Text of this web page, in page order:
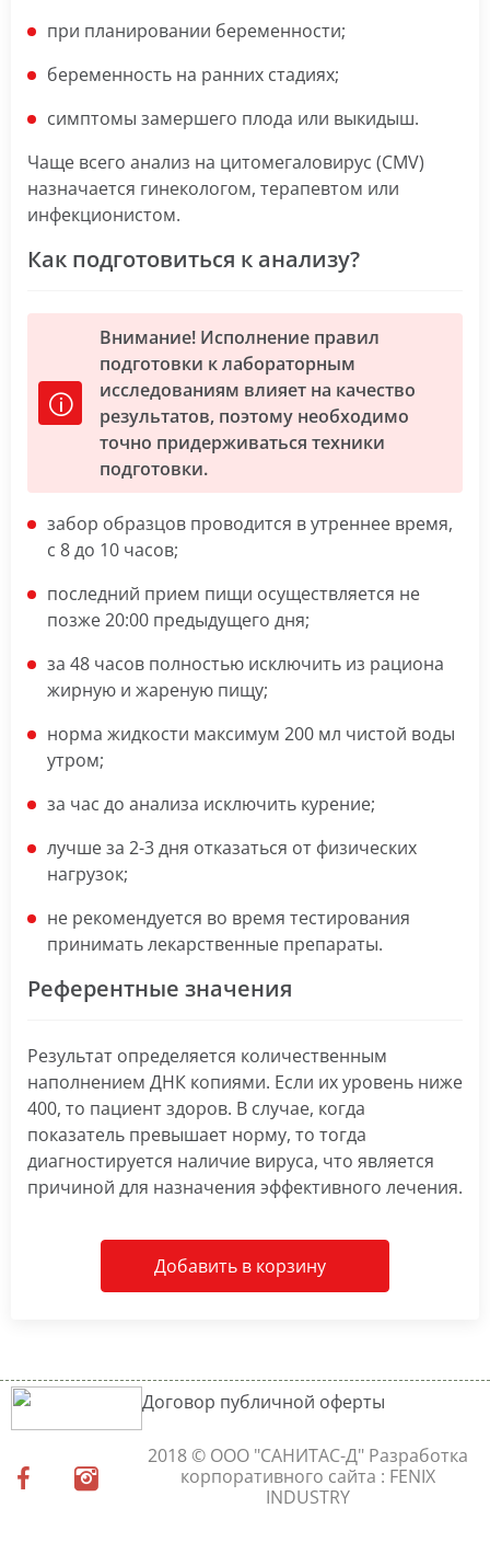
при планировании беременности;
беременность на ранних стадиях;
симптомы замершего плода или выкидыш.
Чаще всего анализ на цитомегаловирус (CMV)
назначается гинекологом, терапевтом или
инфекционистом.
Как подготовиться к анализу?
Внимание! Исполнение правил
подготовки к лабораторным
исследованиям влияет на качество
результатов, поэтому необходимо
точно придерживаться техники
подготовки.
забор образцов проводится в утреннее время,
с 8 до 10 часов;
последний прием пищи осуществляется не
позже 20:00 предыдущего дня;
за 48 часов полностью исключить из рациона
жирную и жареную пищу;
норма жидкости максимум 200 мл чистой воды
утром;
за час до анализа исключить курение;
лучше за 2-3 дня отказаться от физических
нагрузок;
не рекомендуется во время тестирования
принимать лекарственные препараты.
Референтные значения
Результат определяется количественным
наполнением ДНК копиями. Если их уровень ниже
400, то пациент здоров. В случае, когда
показатель превышает норму, то тогда
диагностируется наличие вируса, что является
причиной для назначения эффективного лечения.
Добавить в корзину
Договор публичной оферты
2018 © ООО "САНИТАС-Д" Разработка
корпоративного сайта : FENIX
INDUSTRY